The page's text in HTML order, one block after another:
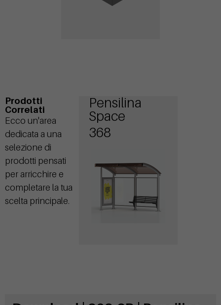
Prodotti
Correlati
Ecco un'area
dedicata a una
selezione di
prodotti pensati
per arricchire e
completare la tua
scelta principale.
Pensilina
Space
368